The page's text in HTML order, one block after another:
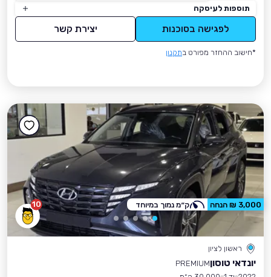
תוספות לעיסקה
לפגישה בסוכנות יצירת קשר
*חישוב ההחזר מפורט בתקנון
10
ראשון לציון
יונדאי טוסוןPREMIUM
3,000 ₪ הנחה ק״מ נמוך במיוחד